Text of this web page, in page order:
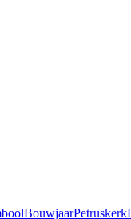
BouwjaarPetruskerk